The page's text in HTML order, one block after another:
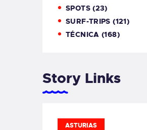
SPOTS(23)
SURF-TRIPS (121)
TÉCNICA (168)
Story Links
ASTURIAS